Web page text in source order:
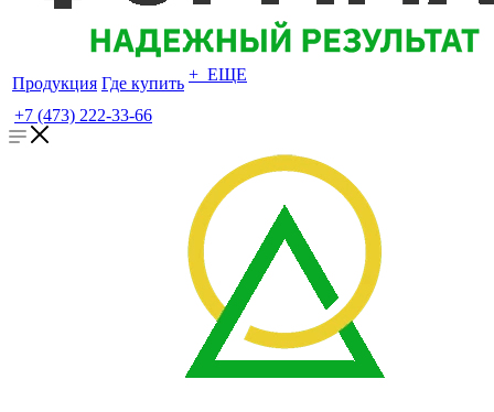
Продукция Где купить + ЕЩЕ
+7 (473) 222-33-66